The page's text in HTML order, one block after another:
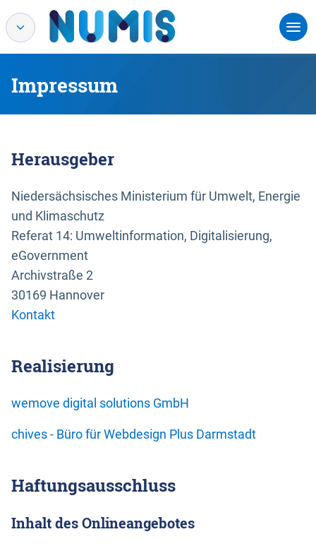
Impressum
Herausgeber
Niedersächsisches Ministerium für Umwelt, Energie
und Klimaschutz
Referat 14: Umweltinformation, Digitalisierung,
eGovernment
Archivstraße 2
30169 Hannover
Kontakt
Realisierung
wemove digital solutions GmbH
chives - Büro für Webdesign Plus Darmstadt
Haftungsausschluss
Inhalt des Onlineangebotes